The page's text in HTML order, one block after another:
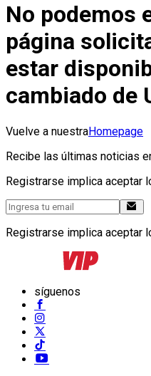
No podemos
página
estar
cambiado de
Vuelve a nuestraHomepage
Recibe las últimas noticias
Registrarse implica aceptar
Registrarse implica aceptar
síguenos